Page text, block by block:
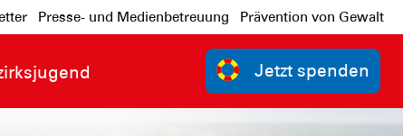
Presse- und Medienbetreuung Prävention von Gewalt
Jetzt spenden